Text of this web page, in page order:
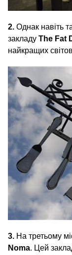
2. Однак навіть
закладу The Fat
найкращих
3. На третьому
Noma. Цей